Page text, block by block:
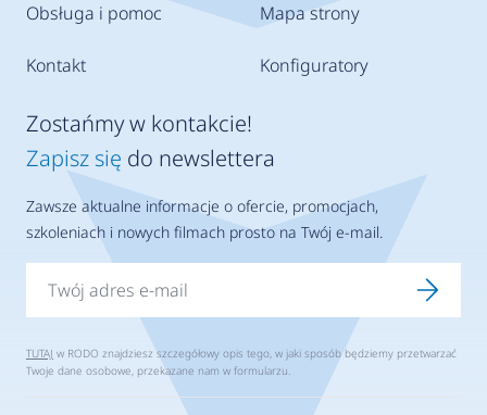
Obsługa i pomoc
Kontakt
Mapa strony
Konfiguratory
Zostańmy w kontakcie!
Zapisz się do newslettera
Zawsze aktualne informacje o ofercie, promocjach,
szkoleniach i nowych filmach prosto na Twój e-mail.
TUTAJ w RODO znajdziesz szczegółowy opis tego, w jaki sposób będziemy przetwarzać
Twoje dane osobowe, przekazane nam w formularzu.